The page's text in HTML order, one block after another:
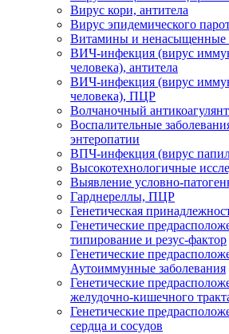
Вирус кори, антитела
Вирус эпидемического
Витамины и ненасыщенные
ВИЧ-инфекция (вирус
человека), антитела
ВИЧ-инфекция (вирус
человека), ПЦР
Волчаночный антикоагулянт
Воспалительные
энтеропатии
ВПЧ-инфекция (вирус
Высокотехнологичные
Выявление условно-
Гарднереллы, ПЦР
Генетическая
Генетические
типирование и резус-фактор
Генетические
Аутоиммунные заболевания
Генетические
желудочно-кишечного
Генетические
сердца и сосудов